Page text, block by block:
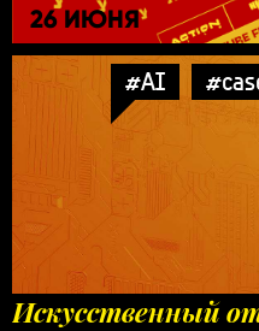
26 ИЮНЯ
#AI
Искусственный